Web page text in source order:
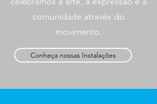
comunidade através do
movimento.
Conheça nossas Instalações